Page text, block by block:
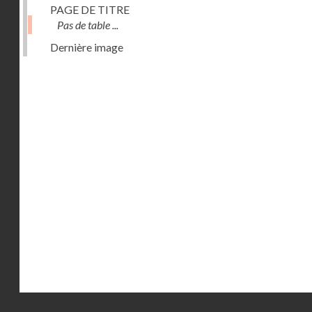
PAGE DE TITRE
Pas de table ...
Dernière image